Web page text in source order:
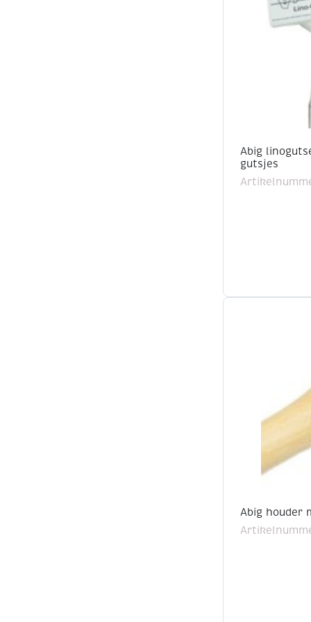
Abig
gutsjes
Abig houder